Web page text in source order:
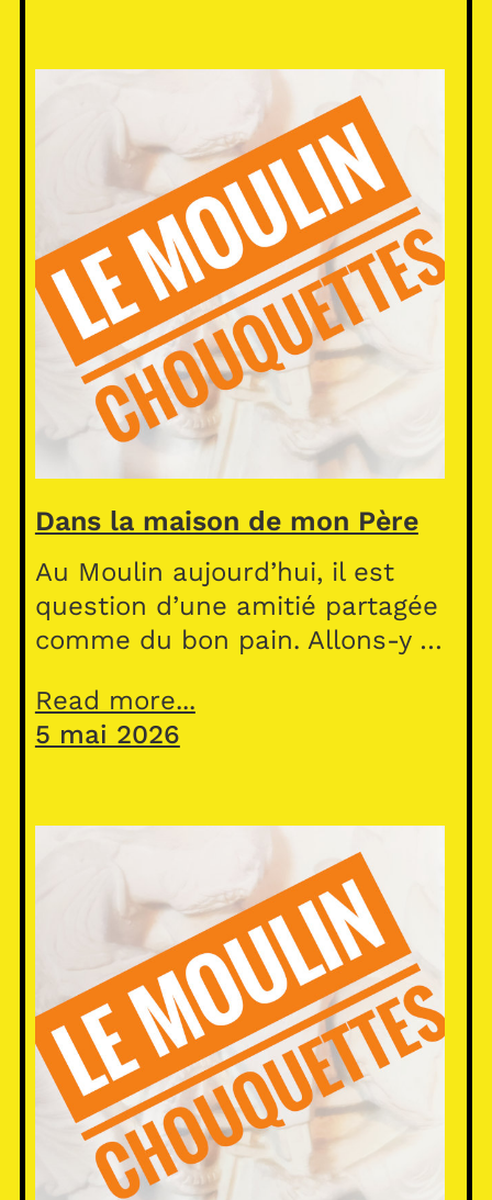
Dans la maison de mon Père
Au Moulin aujourd’hui, il est
question d’une amitié partagée
comme du bon pain. Allons-y …
Read more...
5 mai 2026